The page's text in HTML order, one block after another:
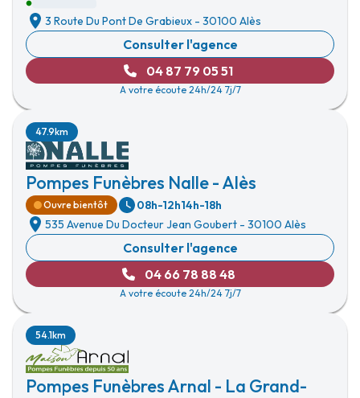
3 Route Du Pont De Grabieux - 30100 Alès
Consulter l'agence
04 87 79 05 51
A votre écoute 24h/24 7j/7
Pompes Funèbres Nalle - Alès
47.9km
Ouvre bientôt 08h-12h14h-18h
535 Avenue Du Docteur Jean Goubert - 30100 Alès
Consulter l'agence
04 66 78 88 48
A votre écoute 24h/24 7j/7
Pompes Funèbres Arnal - La Grand-
54.1km